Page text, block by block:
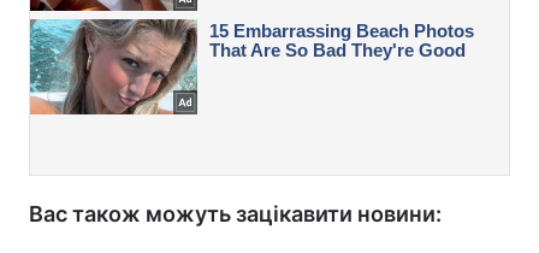
Вас також можуть зацікавити новини: